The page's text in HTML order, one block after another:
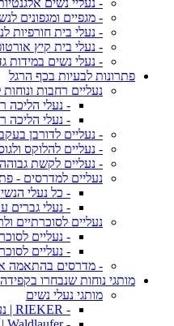
- נעליי נשים
- מגפיים ומגפונים
- נעלי בית חורפיות
- נעלי בית קיץ
- נעלי נשים במידות
פתרונות לבעיות בכף הרגל
נעליים רחבות
- נעלי הליכה
- נעלי הליכה
- נעליים לדורבן
- נעליים להלוקס
- נעליים לקשת
נעליים למדרסים -
- כל נעלי
- נעלי גברים
נעליים לסוכרתיים
- נעליים
- נעליים
- מדרסים בהתאמה
מותגי נוחות שנבחרו בקפידה
מותגי נעלי נשים
- RIEKER | נעליים נוחות עם יציבות יומיומית